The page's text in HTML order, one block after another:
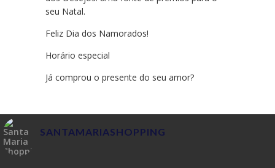
seu Natal.
Feliz Dia dos Namorados!
Horário especial
Já comprou o presente do seu amor?
SANTAMARIASHOPPING